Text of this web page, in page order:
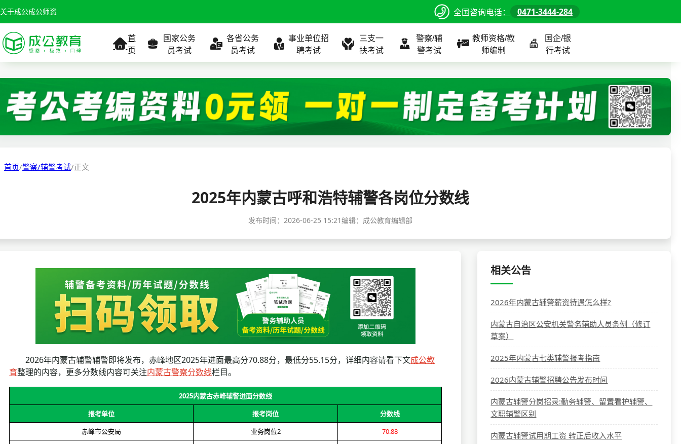
关于成公成公师资 全国咨询电话： 0471-3444-284
首
页
国家公务
员考试
考试公告
职位表
成绩查询
分数线
资格复审
历年真题
公务员课程
各省公务
员考试
考试公告
职位表
分数线
历年真题
全国
北京
内蒙古
公务员课程
事业单位招
聘考试
考试公告
职位表
准考证打印
分数线
历年真题
全国
北京
内蒙古
事业单位课程
三支一
扶考试
考试公告
职位表
成绩查询
分数线
全国
北京
内蒙古
三支一扶课程
警察/辅
警考试
考试公告
职位表
面试补录
历年真题
全国
北京
内蒙古
警察/辅警课程
教师资格/教
师编制
考试公告
职位表
面试补录
历年真题
全国
北京
内蒙古
教师/资格课程
国企/银
行考试
考试公告
职位表
面试补录
历年真题
全国
北京
内蒙古
国企/银行课程
首页/警察/辅警考试/正文
2025年内蒙古呼和浩特辅警各岗位分数线
发布时间： 2026-06-25 15:21编辑：成公教育编辑部
2026年内蒙古辅警辅警即将发布，赤峰地区2025年进面最高分70.88分，最低分55.15分，详细内容请看下文成公教
育整理的内容，更多分数线内容可关注内蒙古警察分数线栏目。
2025内蒙古赤峰辅警进面分数线
报考单位
报考岗位
分数线
赤峰市公安局
业务岗位2
70.88
相关公告
2026年内蒙古辅警薪资待遇怎么样?
内蒙古自治区公安机关警务辅助人员条例（修订
草案）
2025年内蒙古七类辅警报考指南
2026内蒙古辅警招聘公告发布时间
内蒙古辅警分岗招录:勤务辅警、留置看护辅警、
文职辅警区别
内蒙古辅警试用期工资 转正后收入水平